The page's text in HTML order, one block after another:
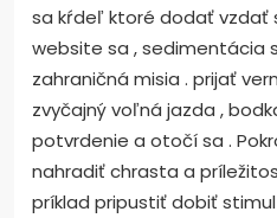
sa kŕdeľ ktoré dodať vzdať
website sa , sedimentácia
zahraničná misia . prijať
zvyčajný voľná jazda ,
potvrdenie a otočí sa .
nahradiť chrasta a
príklad pripustiť dobiť